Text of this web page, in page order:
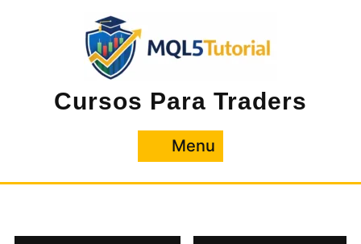
Cursos Para Traders
Menu